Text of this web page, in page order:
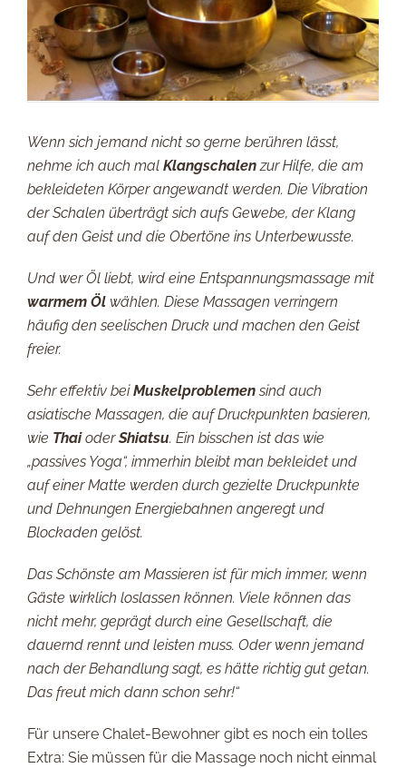
Wenn sich jemand nicht so gerne berühren lässt,
nehme ich auch mal Klangschalenzur Hilfe, die am
bekleideten Körper angewandt werden. Die Vibration
der Schalen überträgt sich aufs Gewebe, der Klang
auf den Geist und die Obertöne ins Unterbewusste.
Und wer Öl liebt, wird eine Entspannungsmassage mit
warmem Öl wählen. Diese Massagen verringern
häufig den seelischen Druck und machen den Geist
freier.
Sehr effektiv beiMuskelproblemensind auch
asiatische Massagen, die auf Druckpunkten basieren,
wie ThaioderShiatsu. Ein bisschen ist das wie
„passives Yoga“, immerhin bleibt man bekleidet und
auf einer Matte werden durch gezielte Druckpunkte
und Dehnungen Energiebahnen angeregt und
Blockaden gelöst.
Das Schönste am Massieren ist für mich immer, wenn
Gäste wirklich loslassen können. Viele können das
nicht mehr, geprägt durch eine Gesellschaft, die
dauernd rennt und leisten muss. Oder wenn jemand
nach der Behandlung sagt, es hätte richtig gut getan.
Das freut mich dann schon sehr!“
Für unsere Chalet-Bewohner gibt es noch ein tolles
Extra: Sie müssen für die Massage noch nicht einmal